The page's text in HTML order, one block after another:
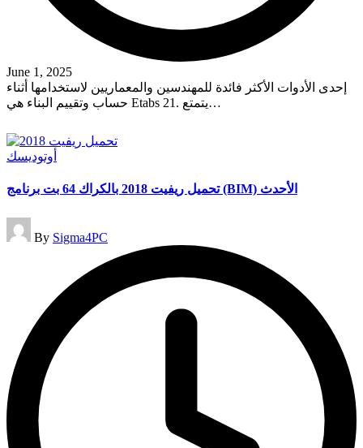
June 1, 2025
إحدى الأدوات الأكثر فائدة للمهندسين والمعماريين لاستخدامها أثناء
حساب وتقييم البناء هي Etabs 21. يتمتع…
Posted
أوتوديسك
تحميل ريفيت 2018 بالكراك 64 بت برنامج (BIM) الأحدث
Posted
by
By Sigma4PC